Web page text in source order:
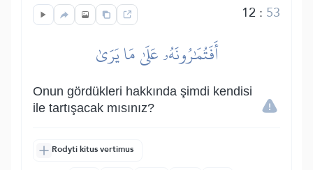
12 : 53
أَفَتُمَٰرُونَهُۥ عَلَىٰ مَا يَرَىٰ
Onun gördükleri hakkında şimdi kendisi
ile tartışacak mısınız?
Rodyti kitus vertimus